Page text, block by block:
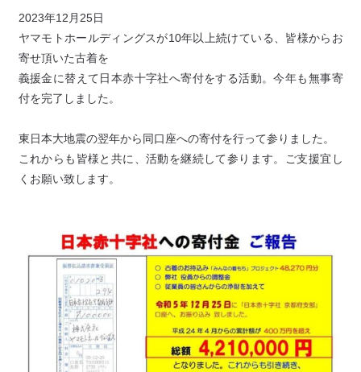
2023年12月25日
ヤマモトホールディングスが10年以上続けている、皆様からお
寄せ頂いた古着を
義援金に替えて日本赤十字社へ寄付をする活動。今年も無事寄
付を完了しました。
東日本大地震の翌年から同口座への寄付を行って参りました。
これからも皆様と共に、活動を継続して参ります。ご支援宜し
くお願い致します。